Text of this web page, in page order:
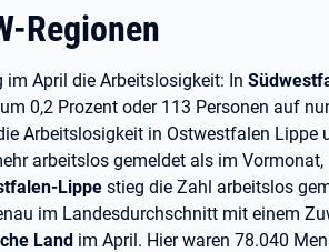
Regionen
im April die Arbeitslosigkeit: In
0,2 Prozent oder 113 Personen auf
Arbeitslosigkeit in Ostwestfalen Lippe
arbeitslos gemeldet als im Vormonat,
Lippe stieg die Zahl arbeitslos
im Landesdurchschnitt mit einem
Land im April. Hier waren 78.040